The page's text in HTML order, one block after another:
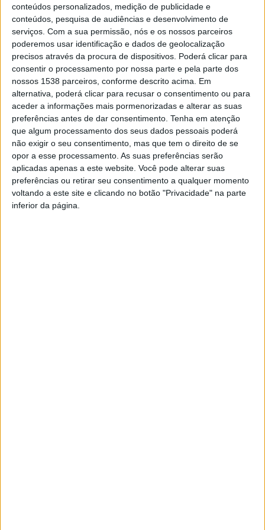
conteúdos personalizados, medição de publicidade e
conteúdos, pesquisa de audiências e desenvolvimento de
serviços. Com a sua permissão, nós e os nossos parceiros
poderemos usar identificação e dados de geolocalização
precisos através da procura de dispositivos. Poderá clicar para
consentir o processamento por nossa parte e pela parte dos
nossos 1538 parceiros, conforme descrito acima. Em
alternativa, poderá clicar para recusar o consentimento ou para
aceder a informações mais pormenorizadas e alterar as suas
preferências antes de dar consentimento. Tenha em atenção
que algum processamento dos seus dados pessoais poderá
não exigir o seu consentimento, mas que tem o direito de se
opor a esse processamento. As suas preferências serão
aplicadas apenas a este website. Você pode alterar suas
preferências ou retirar seu consentimento a qualquer momento
voltando a este site e clicando no botão "Privacidade" na parte
inferior da página.
organiza a viagem a Lisboa para as entrevistas, vai à
Embaixada com os alunos tratar dos vistos e é
responsável pelas viagens entre Portugal e EUA”,
contou Carlos Fernandes.
A parceria começou em 2018 com seis alunos do curso
de licenciatura em Turismo, sendo que no ano letivo
seguinte foram nove os alunos que realizaram o
estágio. “No ano de 2019, alargamos as candidaturas
para incluir alunos do Mestrado em Turismo, Inovação